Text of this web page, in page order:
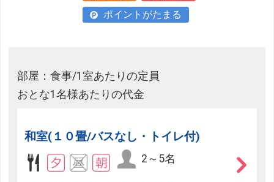
ポイントがたまる
部屋：食事/1室あたりの定員
おとな1名様あたりの代金
和室(１０畳/バスなし・トイレ付)
2～5名